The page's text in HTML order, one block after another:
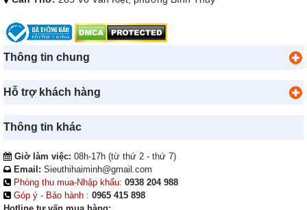
Thông tin chung
Hỗ trợ khách hàng
Thông tin khác
Giờ làm việc: 08h-17h (từ thứ 2 - thứ 7)
Email: Sieuthihaiminh@gmail.com
Phòng thu mua-Nhập khẩu: 0938 204 988
Góp ý - Bảo hành : 0965 415 898